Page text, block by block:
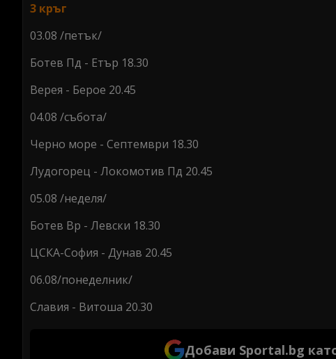
3 кръг
03.08 /петък/
Ботев Пд - Етър 18.30
Верея - Берое 20.45
04.08 /събота/
Черно море - Септември 18.30
Лудогорец - Локомотив Пд 20.45
05.08 /неделя/
Ботев Вр - Левски 18.30
ЦСКА-София - Дунав 20.45
06.08/понеделник/
Славия - Витоша 20.30
Добави Sportal.bg